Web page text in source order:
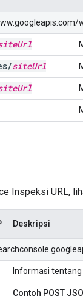
Url
/siteUrl
Url
Inspeksi URL,
Deskripsi
Informasi tentang
Contoh POST